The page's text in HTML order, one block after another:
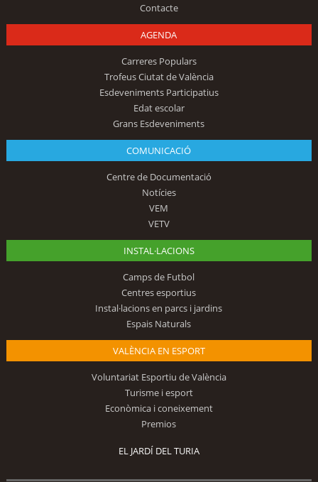
Contacte
AGENDA
Carreres Populars
Trofeus Ciutat de València
Esdeveniments Participatius
Edat escolar
Grans Esdeveniments
COMUNICACIÓ
Centre de Documentació
Notícies
VEM
VETV
INSTAL·LACIONS
Camps de Futbol
Centres esportius
Instal·lacions en parcs i jardins
Espais Naturals
VALÈNCIA EN ESPORT
Voluntariat Esportiu de València
Turisme i esport
Econòmica i coneixement
Premios
EL JARDÍ DEL TURIA